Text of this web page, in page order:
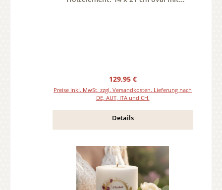
Regulärer Preis:
129,95 €
Preise inkl. MwSt. zzgl. Versandkosten. Lieferung nach
DE, AUT, ITA und CH.
Details